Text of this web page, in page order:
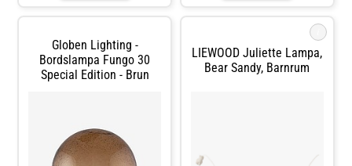
två lampor, som har vunnit stora
priser i lampbranschen. Aledin-
lampan finns i de många färgerna
- Crystal, rökig, blå, grön och
Globen Lighting -
Bordslampa Fungo 30
Special Edition - Brun
LIEWOOD Juliette Lampa,
Bear Sandy, Barnrum